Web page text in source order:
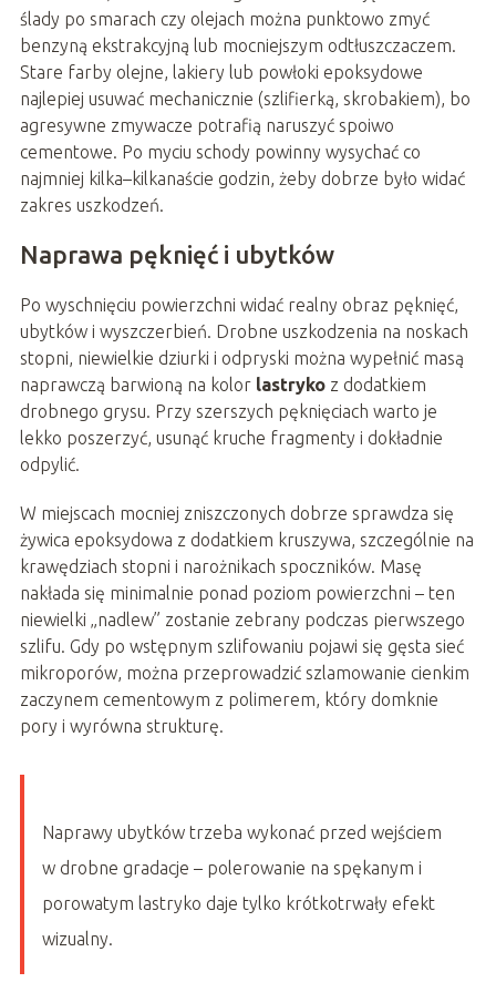
ślady po smarach czy olejach można punktowo zmyć
benzyną ekstrakcyjną lub mocniejszym odtłuszczaczem.
Stare farby olejne, lakiery lub powłoki epoksydowe
najlepiej usuwać mechanicznie (szlifierką, skrobakiem), bo
agresywne zmywacze potrafią naruszyć spoiwo
cementowe. Po myciu schody powinny wysychać co
najmniej kilka–kilkanaście godzin, żeby dobrze było widać
zakres uszkodzeń.
Naprawa pęknięć i ubytków
Po wyschnięciu powierzchni widać realny obraz pęknięć,
ubytków i wyszczerbień. Drobne uszkodzenia na noskach
stopni, niewielkie dziurki i odpryski można wypełnić masą
naprawczą barwioną na kolor lastrykoz dodatkiem
drobnego grysu. Przy szerszych pęknięciach warto je
lekko poszerzyć, usunąć kruche fragmenty i dokładnie
odpylić.
W miejscach mocniej zniszczonych dobrze sprawdza się
żywica epoksydowa z dodatkiem kruszywa, szczególnie na
krawędziach stopni i narożnikach spoczników. Masę
nakłada się minimalnie ponad poziom powierzchni – ten
niewielki „nadlew” zostanie zebrany podczas pierwszego
szlifu. Gdy po wstępnym szlifowaniu pojawi się gęsta sieć
mikroporów, można przeprowadzić szlamowanie cienkim
zaczynem cementowym z polimerem, który domknie
pory i wyrówna strukturę.
Naprawy ubytków trzeba wykonać przed wejściem
w drobne gradacje – polerowanie na spękanym i
porowatym lastryko daje tylko krótkotrwały efekt
wizualny.